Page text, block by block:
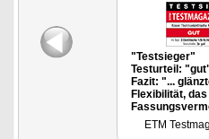
"Testsieger"
Testurteil:
Fazit: "...
Flexibilität,
zahlreichen
ETM